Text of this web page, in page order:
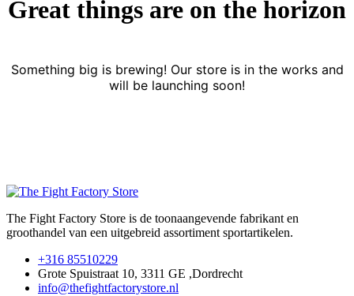
Great things are on the horizon
Something big is brewing! Our store is in the works and
will be launching soon!
The Fight Factory Store is de toonaangevende fabrikant en
groothandel van een uitgebreid assortiment sportartikelen.
+316 85510229
Grote Spuistraat 10, 3311 GE ,Dordrecht
info@thefightfactorystore.nl